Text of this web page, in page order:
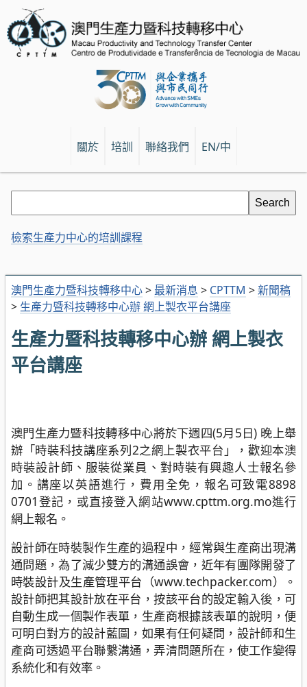
關於 培訓 聯絡我們 EN/中
澳門生產力暨科技轉移中心> 最新消息 > CPTTM >新聞稿
> 生產力暨科技轉移中心辦 網上製衣平台講座
生產力暨科技轉移中心辦 網上製衣
平台講座
澳門生產力暨科技轉移中心將於下週四(5月5日) 晚上舉
辦「時裝科技講座系列2之網上製衣平台」，歡迎本澳
時裝設計師、服裝從業員、對時裝有興趣人士報名參
加。講座以英語進行，費用全免，報名可致電8898
0701登記，或直接登入網站www.cpttm.org.mo進行
網上報名。
設計師在時裝製作生產的過程中，經常與生產商出現溝
通問題，為了減少雙方的溝通誤會，近年有團隊開發了
時裝設計及生產管理平台（www.techpacker.com）。
設計師把其設計放在平台，按該平台的設定輸入後，可
自動生成一個製作表單，生產商根據該表單的說明，便
可明白對方的設計藍圖，如果有任何疑問，設計師和生
產商可透過平台聯繫溝通，弄清問題所在，使工作變得
系統化和有效率。
檢索生產力中心的培訓課程